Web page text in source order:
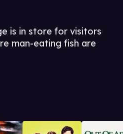
is in store for visitors
man-eating fish are